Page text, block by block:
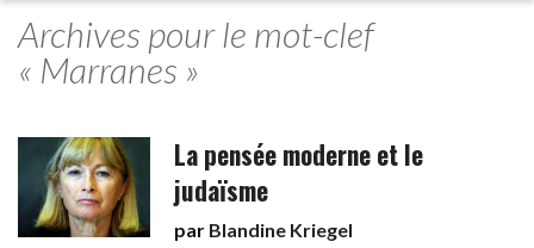
Archives pour le mot-clef
« Marranes »
La pensée moderne et le
judaïsme
par Blandine Kriegel